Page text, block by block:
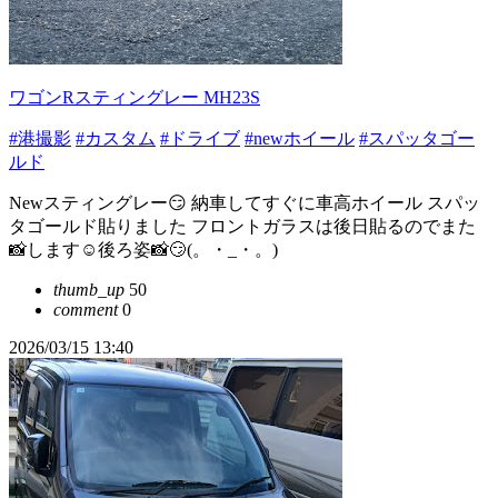
ワゴンRスティングレー MH23S
#港撮影 #カスタム #ドライブ #newホイール #スパッタゴー
ルド
Newスティングレー😏 納車してすぐに車高ホイール スパッ
タゴールド貼りました フロントガラスは後日貼るのでまた
📸します☺後ろ姿📸😏(。・_・。)
thumb_up 50
comment0
2026/03/15 13:40